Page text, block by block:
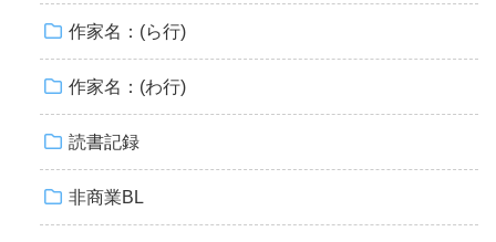
作家名：(ら行)
作家名：(わ行)
読書記録
非商業BL